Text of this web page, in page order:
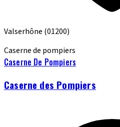
Valserhône (01200)
Caserne de pompiers
Caserne De Pompiers
Caserne des Pompiers